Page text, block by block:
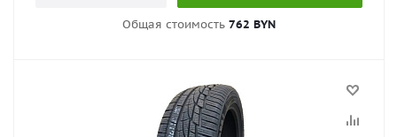
Общая стоимость 762 BYN